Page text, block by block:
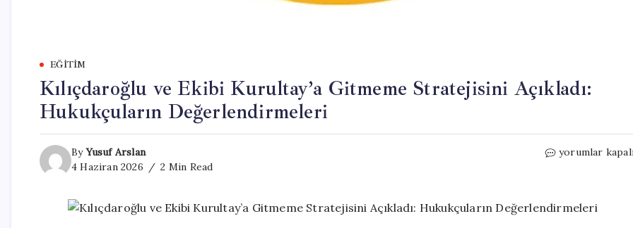
EĞITIM
Kılıçdaroğlu ve Ekibi Kurultay’a Gitmeme Stratejisini Açıkladı:
Hukukçuların Değerlendirmeleri
ByYusuf Arslan
4 Haziran 2026
2 Min Read
Kılıçdaroğlu
Gitmeme
yorumlar